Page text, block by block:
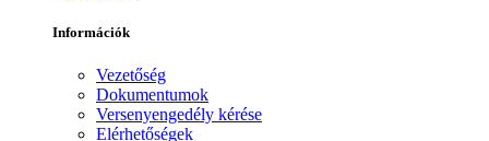
Információk
Vezetőség
Dokumentumok
Versenyengedély kérése
Elérhetőségek